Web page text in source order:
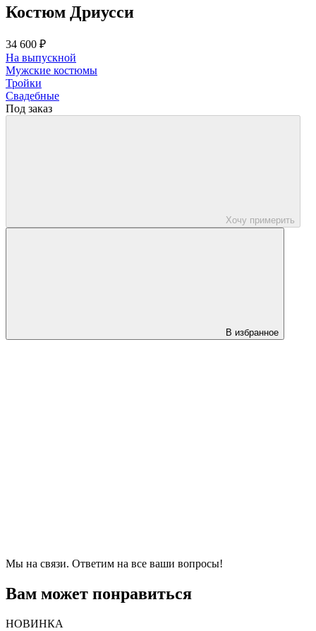
Костюм Дриусси
34 600 ₽
На выпускной
Мужские костюмы
Тройки
Свадебные
Под заказ
Хочу примерить
В избранное
Мы на связи. Ответим на все ваши вопросы!
Вам может понравиться
НОВИНКА